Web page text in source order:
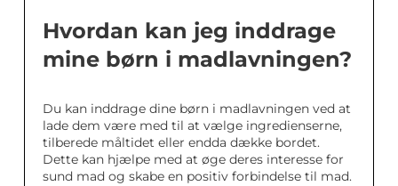
Hvordan kan jeg inddrage
mine børn i madlavningen?
Du kan inddrage dine børn i madlavningen ved at
lade dem være med til at vælge ingredienserne,
tilberede måltidet eller endda dække bordet.
Dette kan hjælpe med at øge deres interesse for
sund mad og skabe en positiv forbindelse til mad.